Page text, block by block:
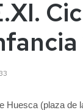
Huesca (plaza de